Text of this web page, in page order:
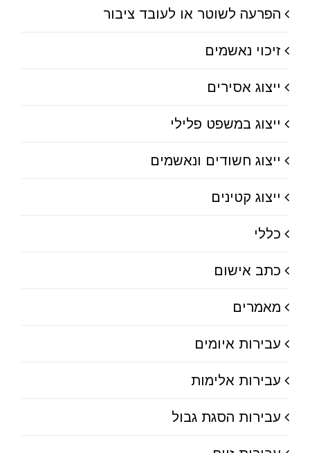
הפרעה לשוטר או לעובד ציבור
זיכוי נאשמים
ייצוג אסירים
ייצוג במשפט פלילי
ייצוג חשודים ונאשמים
ייצוג קטינים
כללי
כתב אישום
מאמרים
עבירות איומים
עבירות אלימות
עבירות הסגת גבול